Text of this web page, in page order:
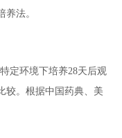
法。
定环境下培养28天后观
较。根据中国药典、美